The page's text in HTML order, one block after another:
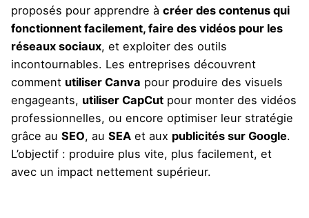
proposés pour apprendre à créer des contenus qui
fonctionnent facilement, faire des vidéos pour les
réseaux sociaux, et exploiter des outils
incontournables. Les entreprises découvrent
comment utiliser Canva pour produire des visuels
engageants, utiliser CapCut pour monter des vidéos
professionnelles, ou encore optimiser leur stratégie
grâce au SEO, au SEA et aux publicités sur Google.
L’objectif : produire plus vite, plus facilement, et
avec un impact nettement supérieur.